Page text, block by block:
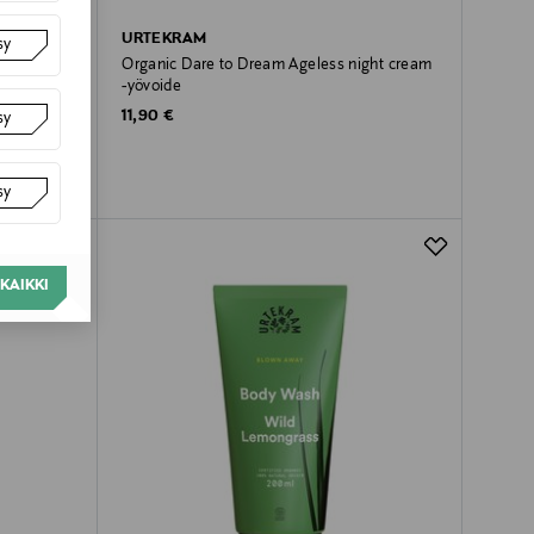
-
URTEKRAM
Organic Dare to Dream Ageless night cream
-yövoide
Original Price
11,90 €